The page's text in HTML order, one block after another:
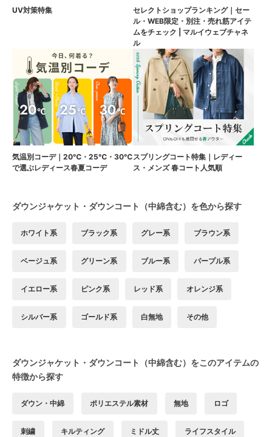
UV対策特集
セレクトショップランキング｜セー
ル・WEB限定・別注・売れ筋アイテ
ムをチェック | マルイウェブチャネ
ル
気温別コーデ｜20℃・25℃・30℃
で選ぶレディース春夏コーデ
スプリングコート特集｜レディー
ス・メンズ 春コート人気順
ダウンジャケット・ダウンコート（中綿含む）を色から探す
ホワイト系 ブラック系 グレー系 ブラウン系
ベージュ系 グリーン系 ブルー系 パープル系
イエロー系 ピンク系 レッド系 オレンジ系
シルバー系 ゴールド系 白無地 その他
ダウンジャケット・ダウンコート（中綿含む）をこのアイテムの
特徴から探す
ダウン・中綿 ポリエステル素材 無地 ロゴ
刺繍 キルティング ミドル丈 ライフスタイル